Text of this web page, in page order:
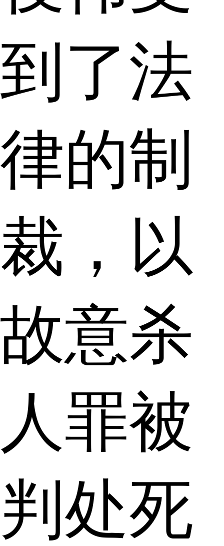
到了法
律的制
裁，以
故意杀
人罪被
判处死